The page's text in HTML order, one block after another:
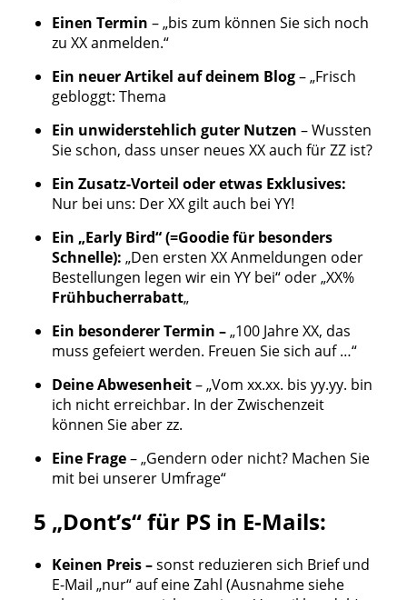
Einen Termin – „bis zum können Sie sich noch
zu XX anmelden.“
Ein neuer Artikel auf deinem Blog– „Frisch
gebloggt: Thema
Ein unwiderstehlich guter Nutzen – Wussten
Sie schon, dass unser neues XX auch für ZZ ist?
Ein Zusatz-Vorteil oder etwas Exklusives:
Nur bei uns: Der XX gilt auch bei YY!
Ein „Early Bird“ (=Goodie für besonders
Schnelle): „Den ersten XX Anmeldungen oder
Bestellungen legen wir ein YY bei“ oder „XX%
Frühbucherrabatt„
Ein besonderer Termin –„100 Jahre XX, das
muss gefeiert werden. Freuen Sie sich auf …“
Deine Abwesenheit– „Vom xx.xx. bis yy.yy. bin
ich nicht erreichbar. In der Zwischenzeit
können Sie aber zz.
Eine Frage– „Gendern oder nicht? Machen Sie
mit bei unserer Umfrage“
5 „Dont’s“ für PS in E-Mails:
Keinen Preis –sonst reduzieren sich Brief und
E-Mail „nur“ auf eine Zahl (Ausnahme siehe